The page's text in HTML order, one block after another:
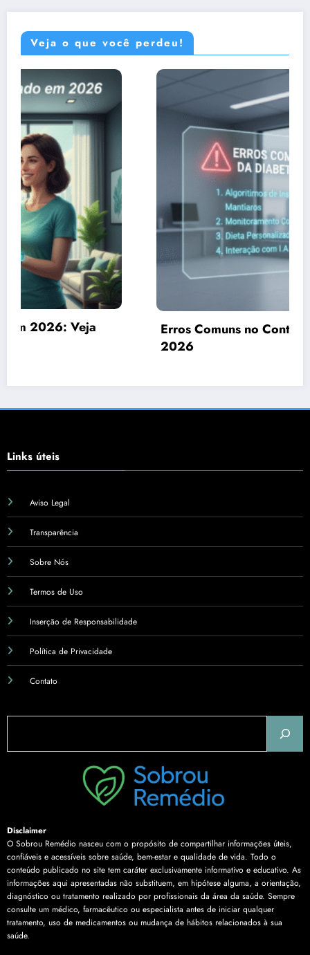
Veja o que você perdeu!
Erros Comuns no Controle da Diabetes em
Links úteis
Aviso Legal
Transparência
Sobre Nós
Termos de Uso
Inserção de Responsabilidade
Política de Privacidade
Contato
Disclaimer
O Sobrou Remédio nasceu com o propósito de compartilhar informações úteis,
confiáveis e acessíveis sobre saúde, bem-estar e qualidade de vida. Todo o
conteúdo publicado no site tem caráter exclusivamente informativo e educativo. As
informações aqui apresentadas não substituem, em hipótese alguma, a orientação,
diagnóstico ou tratamento realizado por profissionais da área da saúde. Sempre
consulte um médico, farmacêutico ou especialista antes de iniciar qualquer
tratamento, uso de medicamentos ou mudança de hábitos relacionados à sua
saúde.